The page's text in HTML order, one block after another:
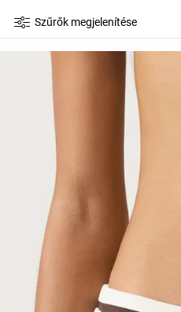
Szűrők megjelenítése